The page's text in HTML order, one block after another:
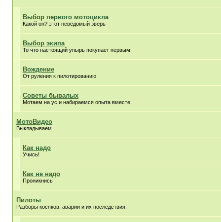
Выбор первого мотоцикла
Какой он? этот неведомый зверь
Выбор экипа
То что настоящий упырь покупает первым.
Вождение
От руления к пилотированию
Советы бывалых
Мотаем на ус и набираемся опыта вместе.
МотоВидео
Выкладываем
Как надо
Учись!
Как не надо
Проникнись
Пилоты
Разборы косяков, аварии и их последствия.